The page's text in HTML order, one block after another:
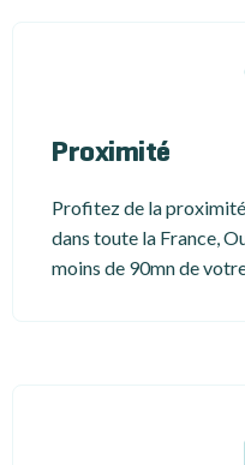
Proximité
Profitez de la
dans toute la France,
moins de 90mn de